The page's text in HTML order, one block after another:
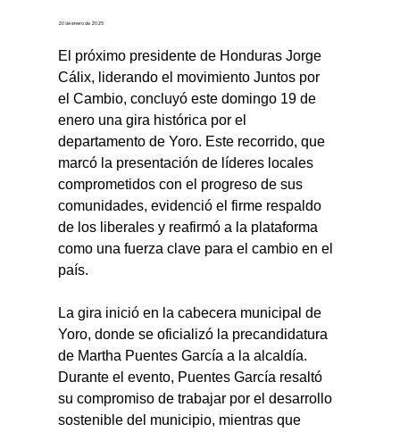
20 de enero de 2025
El próximo presidente de Honduras Jorge
Cálix, liderando el movimiento Juntos por
el Cambio, concluyó este domingo 19 de
enero una gira histórica por el
departamento de Yoro. Este recorrido, que
marcó la presentación de líderes locales
comprometidos con el progreso de sus
comunidades, evidenció el firme respaldo
de los liberales y reafirmó a la plataforma
como una fuerza clave para el cambio en el
país.
La gira inició en la cabecera municipal de
Yoro, donde se oficializó la precandidatura
de Martha Puentes García a la alcaldía.
Durante el evento, Puentes García resaltó
su compromiso de trabajar por el desarrollo
sostenible del municipio, mientras que